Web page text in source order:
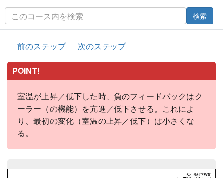
検索
前のステップ 次のステップ
POINT!
室温が上昇／低下した時、負のフィードバックはク
ーラー（の機能）を亢進／低下させる。これによ
り、最初の変化（室温の上昇／低下）は小さくな
る。